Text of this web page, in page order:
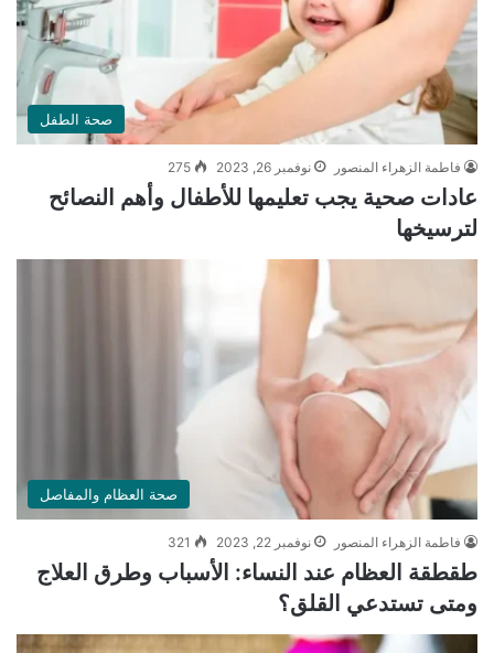
صحة الطفل
فاطمة الزهراء المنصور نوفمبر 26, 2023 275
عادات صحية يجب تعليمها للأطفال وأهم النصائح
لترسيخها
صحة العظام والمفاصل
فاطمة الزهراء المنصور نوفمبر 22, 2023 321
طقطقة العظام عند النساء: الأسباب وطرق العلاج
ومتى تستدعي القلق؟